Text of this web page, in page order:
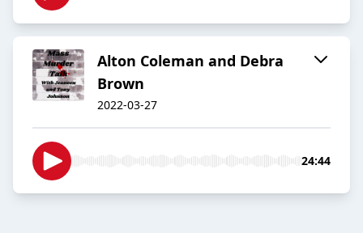
Alton Coleman and Debra
Brown
2022-03-27
24:44